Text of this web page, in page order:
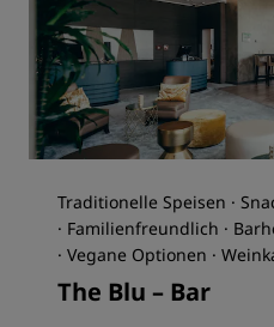
Traditionelle Speisen ·
· Familienfreundlich ·
· Vegane Optionen ·
The Blu – Bar